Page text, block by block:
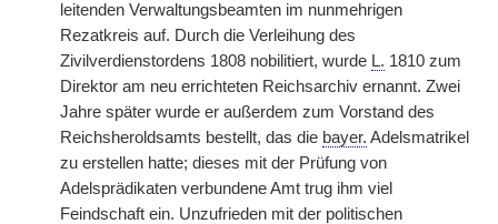
leitenden Verwaltungsbeamten im nunmehrigen
Rezatkreis auf. Durch die Verleihung des
Zivilverdienstordens 1808 nobilitiert, wurde L. 1810 zum
Direktor am neu errichteten Reichsarchiv ernannt. Zwei
Jahre später wurde er außerdem zum Vorstand des
Reichsheroldsamts bestellt, das die bayer. Adelsmatrikel
zu erstellen hatte; dieses mit der Prüfung von
Adelsprädikaten verbundene Amt trug ihm viel
Feindschaft ein. Unzufrieden mit der politischen